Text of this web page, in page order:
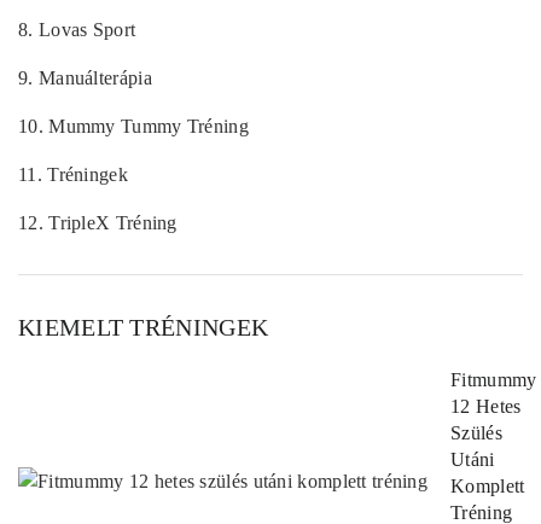
8. Lovas Sport
9. Manuálterápia
10.Mummy Tummy Tréning
11.Tréningek
12.TripleX Tréning
KIEMELT TRÉNINGEK
Fitmummy
12 Hetes
Szülés
Utáni
Komplett
Tréning